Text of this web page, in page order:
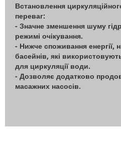
Встановлення
переваг:
- Значне зменшення шуму
режимі очікування.
- Нижче споживання енергії,
басейнів, які
для циркуляції води.
- Дозволяє додатково
масажних насосів.